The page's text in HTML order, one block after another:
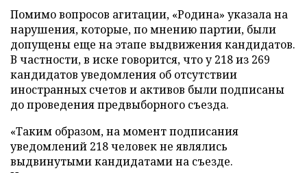
Помимо вопросов агитации, «Родина» указала на
нарушения, которые, по мнению партии, были
допущены еще на этапе выдвижения кандидатов.
В частности, в иске говорится, что у 218 из 269
кандидатов уведомления об отсутствии
иностранных счетов и активов были подписаны
до проведения предвыборного съезда.
«Таким образом, на момент подписания
уведомлений 218 человек не являлись
выдвинутыми кандидатами на съезде.